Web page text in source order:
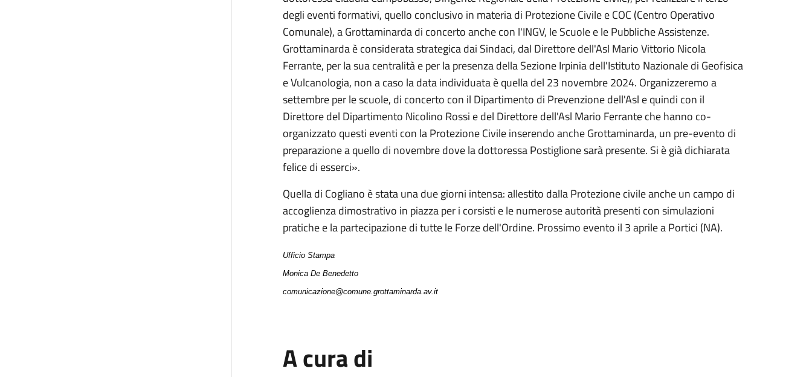
degli eventi formativi, quello conclusivo in materia di Protezione Civile e COC (Centro Operativo
Comunale), a Grottaminarda di concerto anche con l'INGV, le Scuole e le Pubbliche Assistenze.
Grottaminarda è considerata strategica dai Sindaci, dal Direttore dell'Asl Mario Vittorio Nicola
Ferrante, per la sua centralità e per la presenza della Sezione Irpinia dell'Istituto Nazionale di Geofisica
e Vulcanologia, non a caso la data individuata è quella del 23 novembre 2024. Organizzeremo a
settembre per le scuole, di concerto con il Dipartimento di Prevenzione dell'Asl e quindi con il
Direttore del Dipartimento Nicolino Rossi e del Direttore dell'Asl Mario Ferrante che hanno co-
organizzato questi eventi con la Protezione Civile inserendo anche Grottaminarda, un pre-evento di
preparazione a quello di novembre dove la dottoressa Postiglione sarà presente. Si è già dichiarata
felice di esserci».
Quella di Cogliano è stata una due giorni intensa: allestito dalla Protezione civile anche un campo di
accoglienza dimostrativo in piazza per i corsisti e le numerose autorità presenti con simulazioni
pratiche e la partecipazione di tutte le Forze dell'Ordine. Prossimo evento il 3 aprile a Portici (NA).
Ufficio Stampa
Monica De Benedetto
comunicazione@comune.grottaminarda.av.it
A cura di